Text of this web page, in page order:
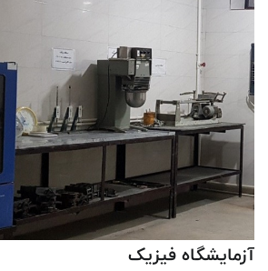
آزمایشگاه فیزیک